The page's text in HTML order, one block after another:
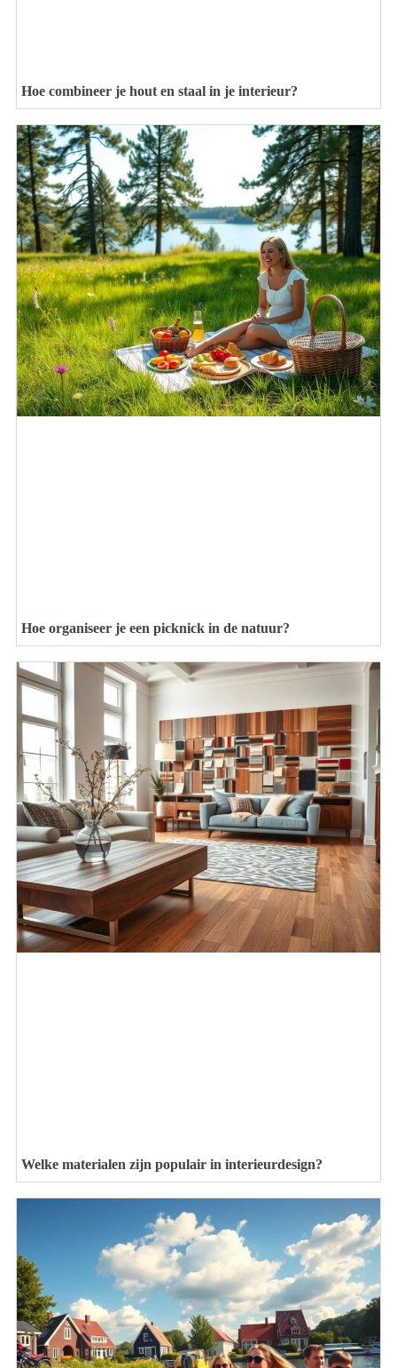
Hoe combineer je hout en staal in je interieur?
Hoe organiseer je een picknick in de natuur?
Welke materialen zijn populair in interieurdesign?